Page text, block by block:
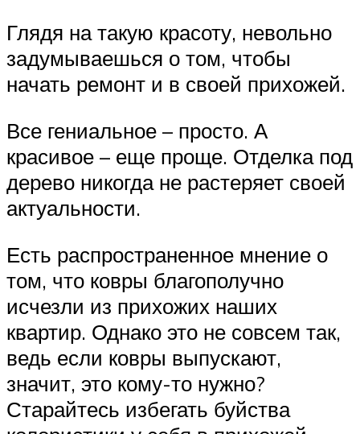
Глядя на такую красоту, невольно
задумываешься о том, чтобы
начать ремонт и в своей прихожей.
Все гениальное – просто. А
красивое – еще проще. Отделка под
дерево никогда не растеряет своей
актуальности.
Есть распространенное мнение о
том, что ковры благополучно
исчезли из прихожих наших
квартир. Однако это не совсем так,
ведь если ковры выпускают,
значит, это кому-то нужно?
Старайтесь избегать буйства